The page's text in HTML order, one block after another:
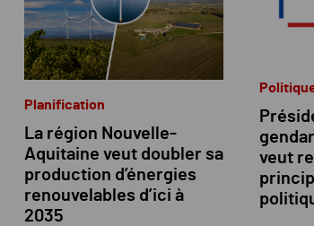
Planification
La région Nouvelle-
Aquitaine veut doubler sa
production d’énergies
renouvelables d’ici à
2035
veut